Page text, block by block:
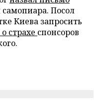
Посол
Киева запросить
страхе спонсоров